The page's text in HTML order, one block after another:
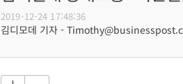
2019-12-24 17:48:36
김디모데 기자 -